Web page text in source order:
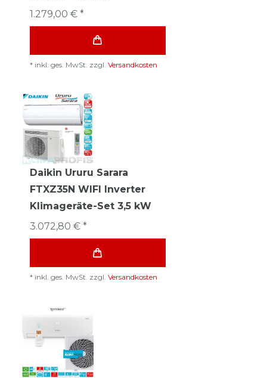
1.279,00 € *
* inkl. ges. MwSt. zzgl. Versandkosten
Daikin Ururu Sarara
FTXZ35N WIFI Inverter
Klimageräte-Set 3,5 kW
3.072,80 € *
* inkl. ges. MwSt. zzgl. Versandkosten